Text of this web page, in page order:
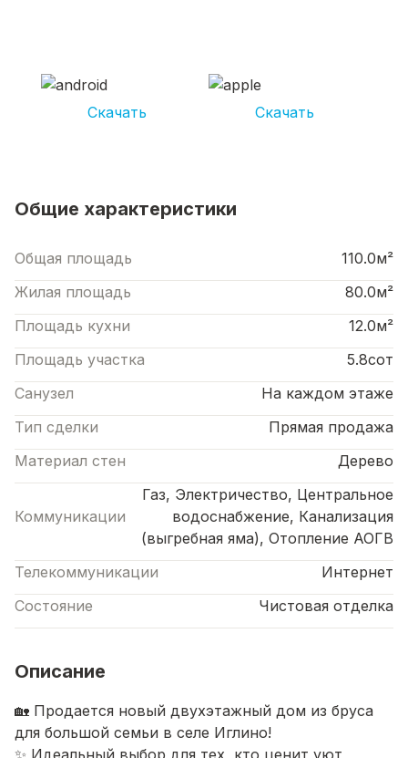
Скачать Скачать
Общие характеристики
Общая площадь
110.0м²
Жилая площадь
80.0м²
Площадь кухни
12.0м²
Площадь участка
5.8сот
Санузел
На каждом этаже
Тип сделки
Прямая продажа
Материал стен
Дерево
Коммуникации
Газ, Электричество, Центральное
водоснабжение, Канализация
(выгребная яма), Отопление АОГВ
Телекоммуникации
Интернет
Состояние
Чистовая отделка
Описание
🏡 Продается новый двухэтажный дом из бруса
для большой семьи в селе Иглино!
✨ Идеальный выбор для тех, кто ценит уют,